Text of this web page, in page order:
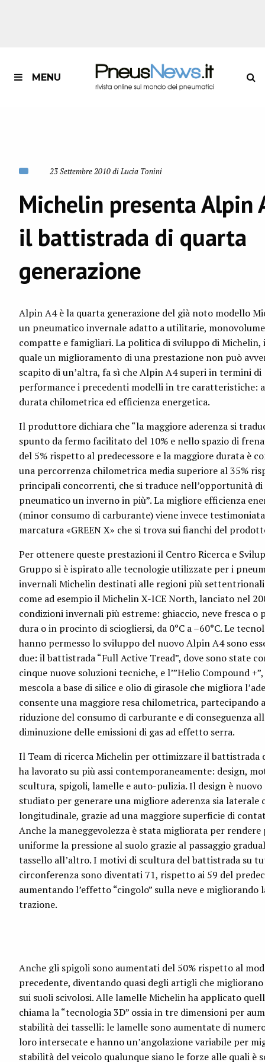
MENU
23 Settembre 2010 di Lucia Tonini
Michelin presenta Alpin
il battistrada di quarta
generazione
Alpin A4 è la quarta generazione del già noto modello
un pneumatico invernale adatto a utilitarie,
compatte e famigliari. La politica di sviluppo di Michelin,
quale un miglioramento di una prestazione non può
scapito di un’altra, fa sì che Alpin A4 superi in termini di
performance i precedenti modelli in tre caratteristiche:
durata chilometrica ed efficienza energetica.
Il produttore dichiara che “la maggiore aderenza si
spunto da fermo facilitato del 10% e nello spazio di
del 5% rispetto al predecessore e la maggiore durata è
una percorrenza chilometrica media superiore al 35%
principali concorrenti, che si traduce nell’opportunità
pneumatico un inverno in più”. La migliore efficienza
(minor consumo di carburante) viene invece
marcatura «GREEN X» che si trova sui fianchi del
Per ottenere queste prestazioni il Centro Ricerca e
Gruppo si è ispirato alle tecnologie utilizzate per i
invernali Michelin destinati alle regioni più
come ad esempio il Michelin X-ICE North, lanciato nel
condizioni invernali più estreme: ghiaccio, neve fresca o
dura o in procinto di sciogliersi, da 0°C a –60°C. Le
hanno permesso lo sviluppo del nuovo Alpin A4 sono
due: il battistrada “Full Active Tread”, dove sono state
cinque nuove soluzioni tecniche, e l’”Helio Compound
mescola a base di silice e olio di girasole che migliora
consente una maggiore resa chilometrica, partecipando
riduzione del consumo di carburante e di conseguenza
diminuzione delle emissioni di gas ad effetto serra.
Il Team di ricerca Michelin per ottimizzare il battistrada
ha lavorato su più assi contemporaneamente: design,
scultura, spigoli, lamelle e auto-pulizia. Il design è nuovo
studiato per generare una migliore aderenza sia laterale
longitudinale, grazie ad una maggiore superficie di
Anche la maneggevolezza è stata migliorata per rendere
uniforme la pressione al suolo grazie al passaggio
tassello all’altro. I motivi di scultura del battistrada su
circonferenza sono diventati 71, rispetto ai 59 del
aumentando l’effetto “cingolo” sulla neve e migliorando
trazione.
Anche gli spigoli sono aumentati del 50% rispetto al
precedente, diventando quasi degli artigli che migliorano
sui suoli scivolosi. Alle lamelle Michelin ha applicato
chiama la “tecnologia 3D” ossia in tre dimensioni per
stabilità dei tasselli: le lamelle sono aumentate di
loro intersecate e hanno un’angolazione variabile per
stabilità del veicolo qualunque siano le forze alle quali è